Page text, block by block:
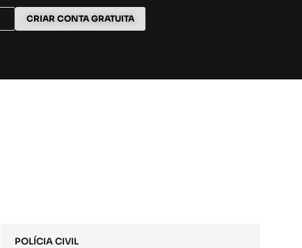
CRIAR CONTA GRATUITA
POLÍCIA CIVIL